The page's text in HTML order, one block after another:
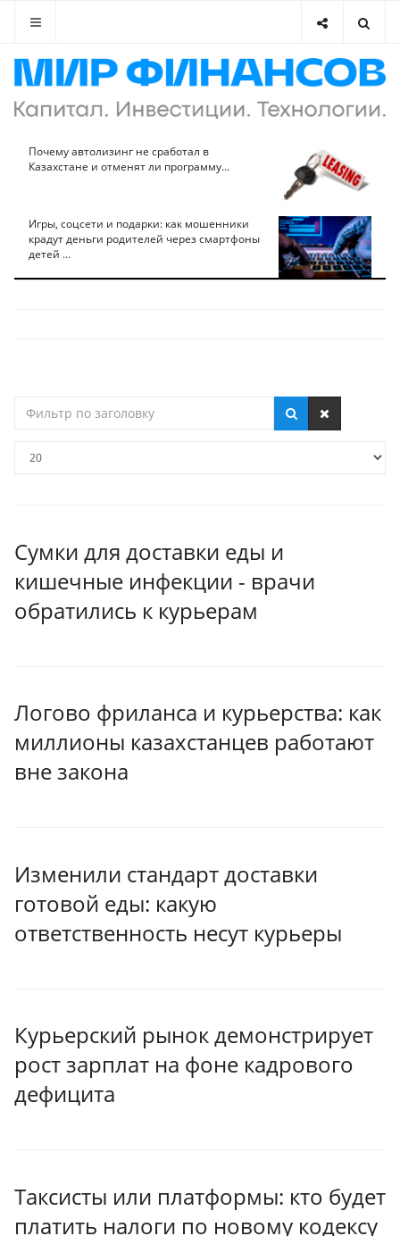
Почему автолизинг не сработал в
Казахстане и отменят ли программу...
Игры, соцсети и подарки: как мошенники
крадут деньги родителей через смартфоны
детей ...
по
Сумки для доставки еды и
кишечные инфекции - врачи
обратились к курьерам
Логово фриланса и курьерства: как
миллионы казахстанцев работают
вне закона
Изменили стандарт доставки
готовой еды: какую
ответственность несут курьеры
Курьерский рынок демонстрирует
рост зарплат на фоне кадрового
дефицита
Таксисты или платформы: кто будет
платить налоги по новому кодексу